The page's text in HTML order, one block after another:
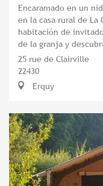
Encaramado en un
en la casa rural de
habitación de
de la granja y
25 rue de Clairville
22430
Erquy